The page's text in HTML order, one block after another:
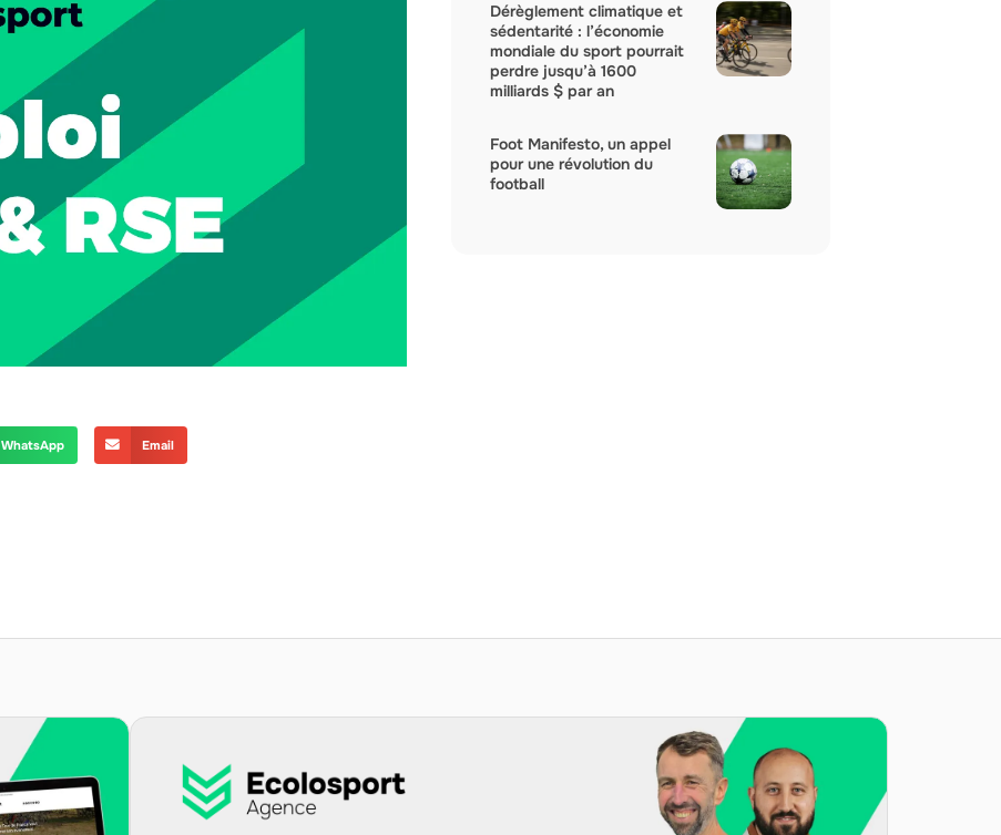
WhatsApp Email
Dérèglement climatique et
sédentarité : l’économie
mondiale du sport pourrait
perdre jusqu’à 1600
milliards $ par an
Foot Manifesto, un appel
pour une révolution du
football